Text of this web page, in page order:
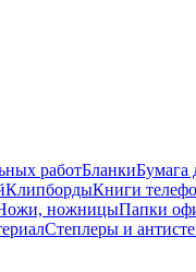
работБланкиБумага
КлипбордыКниги
ножницыПапки
Степлеры и